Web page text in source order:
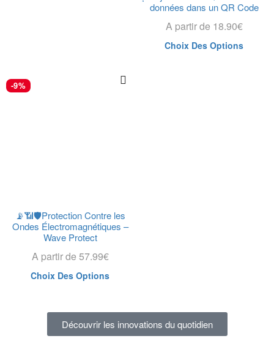
données dans un QR Code
A partir de 18.90€
Choix Des Options
-9%
📡📶🛡️Protection Contre les
Ondes Électromagnétiques –
Wave Protect
A partir de 57.99€
Choix Des Options
Découvrir les innovations du quotidien